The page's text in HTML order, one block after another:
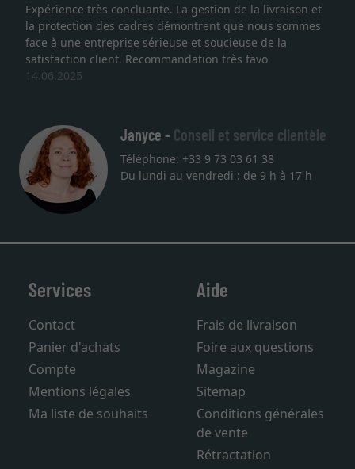
et
sommes
Je recherchais un cadre sur mesure pour une
lithographie, je suis tombée sur ce site. Le
qualité sont au rendez vous. Emballage
service et livraison dans les temps. J'espère
Janyce - Conseil et service clientèle
Téléphone: +33 9 73 03 61 38
Services
Contact
Panier d'achats
Compte
Mentions légales
Aide
Frais de livraison
Foire aux questions
Magazine
Sitemap
Conditions générales
de vente